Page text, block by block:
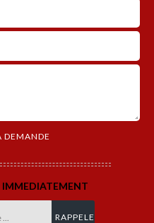
IMMEDIATEMENT